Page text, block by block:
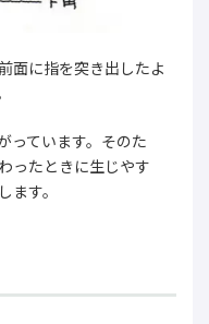
面に指を突き出したよ
っています。そのた
ったときに生じやす
す。